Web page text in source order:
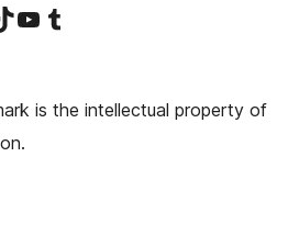
ントへYouTube チャンネルへ Tumblr アカウントへ
is the intellectual property of